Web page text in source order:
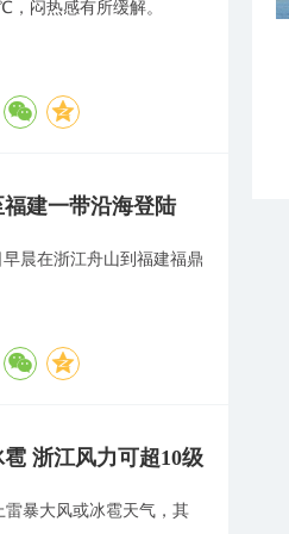
闷热感有所缓解。
建一带沿海登陆
晨在浙江舟山到福建福鼎
浙江风力可超10级
暴大风或冰雹天气，其